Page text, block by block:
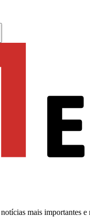
mais importantes e